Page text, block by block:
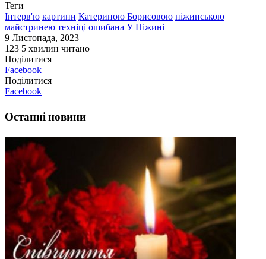
Теги
Інтерв'ю картини Катериною Борисовою ніжинською
майстринею техніці ошибана У Ніжині
9 Листопада, 2023
123 5 хвилин читано
Поділитися
Facebook
Поділитися
Facebook
Останні новини